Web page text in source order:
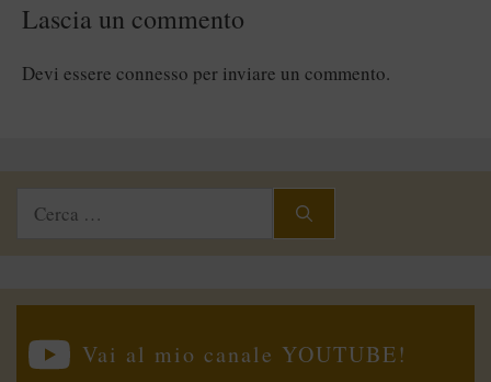
Lascia un commento
Devi essere connesso per inviare un commento.
Ricerca
Vai al mio canale YOUTUBE!